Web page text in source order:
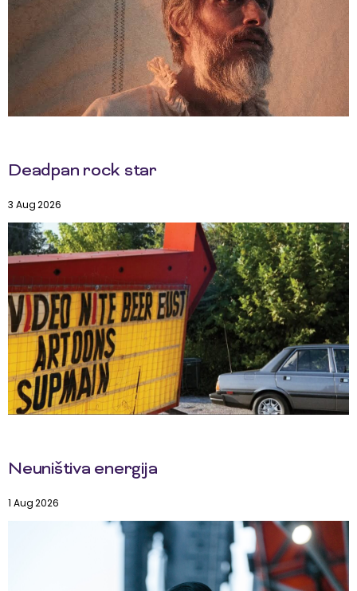
Deadpan rock star
3 Aug 2026
Neuništiva energija
1 Aug 2026